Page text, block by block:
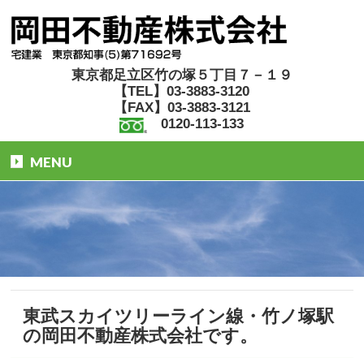
東京都足立区竹の塚５丁目７－１９
【TEL】03-3883-3120
【FAX】03-3883-3121
0120-113-133
MENU
東武スカイツリーライン線・竹ノ塚駅
の岡田不動産株式会社です。